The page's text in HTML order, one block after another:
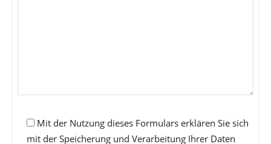
Mit der Nutzung dieses Formulars erklären Sie sich
mit der Speicherung und Verarbeitung Ihrer Daten